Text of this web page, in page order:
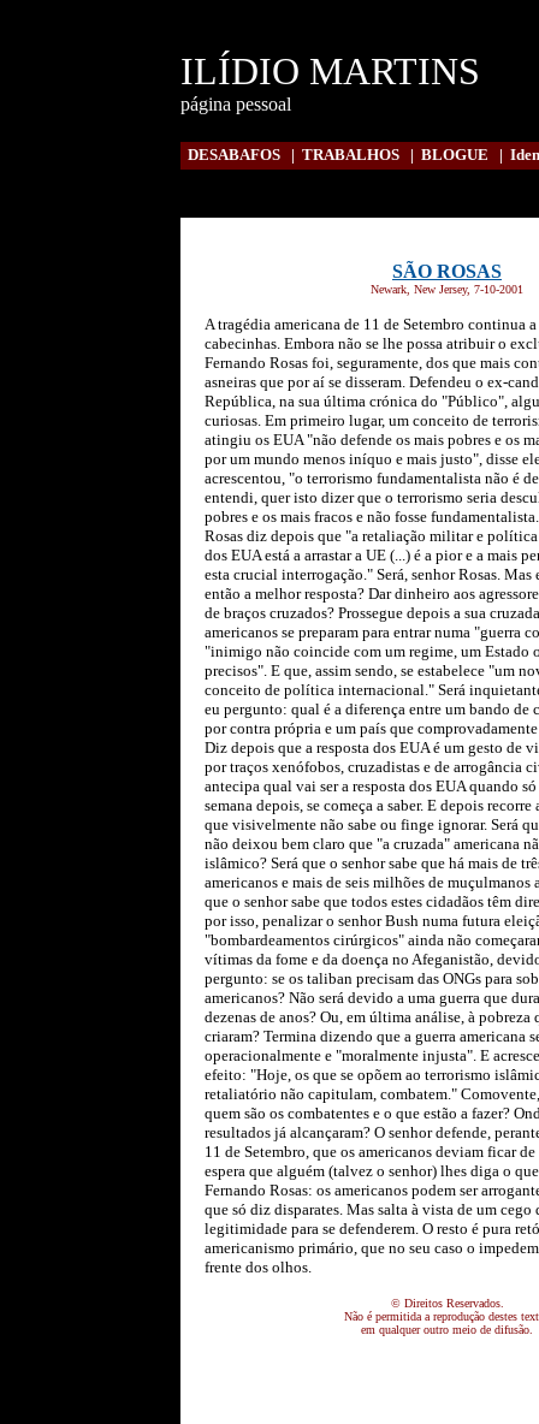
ILÍDIO MARTINS
página pessoal
DESABAFOS | TRABALHOS | BLOGUE |
SÃO ROSAS
Newark, New Jersey, 7-10-2001
A tragédia americana de 11 de Setembro continua
cabecinhas. Embora não se lhe possa atribuir o
Fernando Rosas foi, seguramente, dos que mais
asneiras que por aí se disseram. Defendeu o ex-
República, na sua última crónica do "Público",
curiosas. Em primeiro lugar, um conceito de
atingiu os EUA "não defende os mais pobres e os
por um mundo menos iníquo e mais justo", disse
acrescentou, "o terrorismo fundamentalista não é
entendi, quer isto dizer que o terrorismo seria
pobres e os mais fracos e não fosse
Rosas diz depois que "a retaliação militar e
dos EUA está a arrastar a UE (...) é a pior e a mais
esta crucial interrogação." Será, senhor Rosas.
então a melhor resposta? Dar dinheiro aos
de braços cruzados? Prossegue depois a sua
americanos se preparam para entrar numa "guerra
"inimigo não coincide com um regime, um Estado
precisos". E que, assim sendo, se estabelece "um
conceito de política internacional." Será
eu pergunto: qual é a diferença entre um bando de
por contra própria e um país que
Diz depois que a resposta dos EUA é um gesto de
por traços xenófobos, cruzadistas e de arrogância
antecipa qual vai ser a resposta dos EUA quando
semana depois, se começa a saber. E depois
que visivelmente não sabe ou finge ignorar. Será
não deixou bem claro que "a cruzada" americana
islâmico? Será que o senhor sabe que há mais de
americanos e mais de seis milhões de muçulmanos
que o senhor sabe que todos estes cidadãos têm
por isso, penalizar o senhor Bush numa futura
"bombardeamentos cirúrgicos" ainda não
vítimas da fome e da doença no Afeganistão,
pergunto: se os taliban precisam das ONGs para
americanos? Não será devido a uma guerra que
dezenas de anos? Ou, em última análise, à pobreza
criaram? Termina dizendo que a guerra americana
operacionalmente e "moralmente injusta". E
efeito: "Hoje, os que se opõem ao terrorismo
retaliatório não capitulam, combatem."
quem são os combatentes e o que estão a fazer?
resultados já alcançaram? O senhor defende,
11 de Setembro, que os americanos deviam ficar
espera que alguém (talvez o senhor) lhes diga o
Fernando Rosas: os americanos podem ser
que só diz disparates. Mas salta à vista de um cego
legitimidade para se defenderem. O resto é pura
americanismo primário, que no seu caso o
frente dos olhos.
© Direitos Reservados.
Não é permitida a reprodução destes
em qualquer outro meio de difusão.